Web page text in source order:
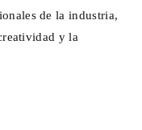
de la industria,
y la